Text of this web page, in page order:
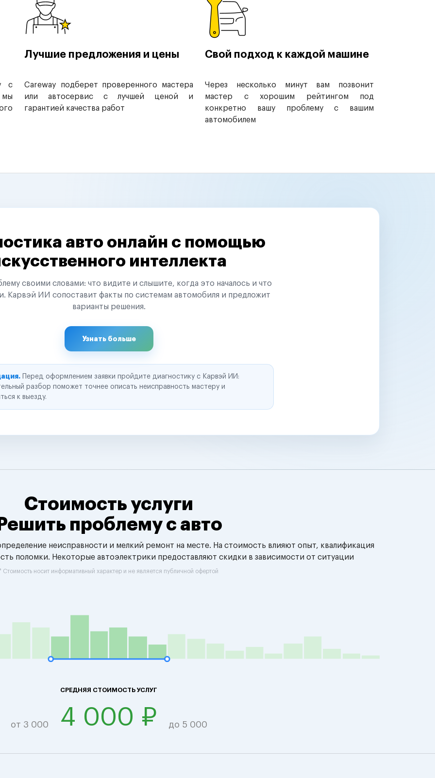
с
мы
Лучшие предложения и цены
Careway подберет проверенного мастера
или автосервис с лучшей ценой и
гарантией качества работ
Свой подход к каждой машине
Через несколько минут вам позвонит
мастер с хорошим рейтингом под
конкретно вашу проблему с вашим
автомобилем
авто онлайн с помощью
интеллекта
своими словами: что видите и слышите, когда это началось и что
Карвэй ИИ сопоставит факты по системам автомобиля и предложит
варианты решения.
Узнать больше
Перед оформлением заявки пройдите диагностику с Карвэй ИИ:
разбор поможет точнее описать неисправность мастеру и
к выезду.
Стоимость услуги
Решить проблему с авто
неисправности и мелкий ремонт на месте. На стоимость влияют опыт, квалификация
поломки. Некоторые автоэлектрики предоставляют скидки в зависимости от ситуации
Стоимость носит информативный характер и не является публичной офертой
СРЕДНЯЯ СТОИМОСТЬ УСЛУГ
от 3 000 4 000 ₽ до 5 000